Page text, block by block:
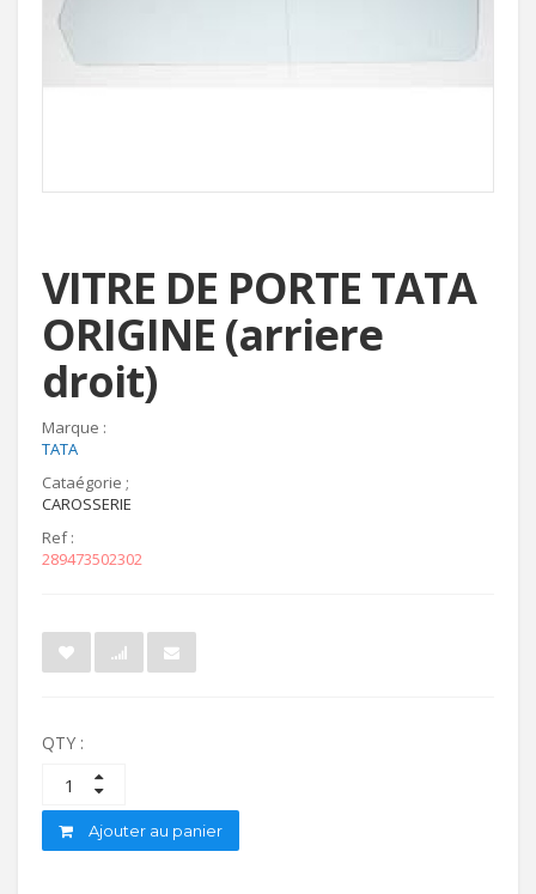
VITRE DE PORTE TATA
ORIGINE (arriere
droit)
Marque :
TATA
Cataégorie ;
CAROSSERIE
Ref :
289473502302
QTY :
Ajouter au panier